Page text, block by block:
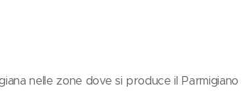
nelle zone dove si produce il Parmigiano